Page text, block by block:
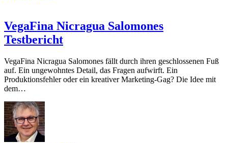
VegaFina Nicragua Salomones
Testbericht
VegaFina Nicragua Salomones fällt durch ihren geschlossenen Fuß
auf. Ein ungewohntes Detail, das Fragen aufwirft. Ein
Produktionsfehler oder ein kreativer Marketing-Gag? Die Idee mit
dem…